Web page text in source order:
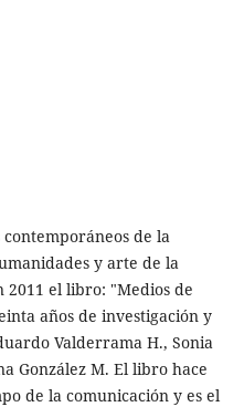
de la
y arte de la
el libro: "Medios de
años de investigación y
Valderrama H., Sonia
González M. El libro hace
de la comunicación y es el